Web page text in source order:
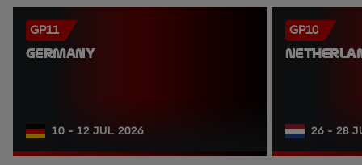
GP11
GERMANY
10 - 12 JUL 2026
GP10
26 - 28